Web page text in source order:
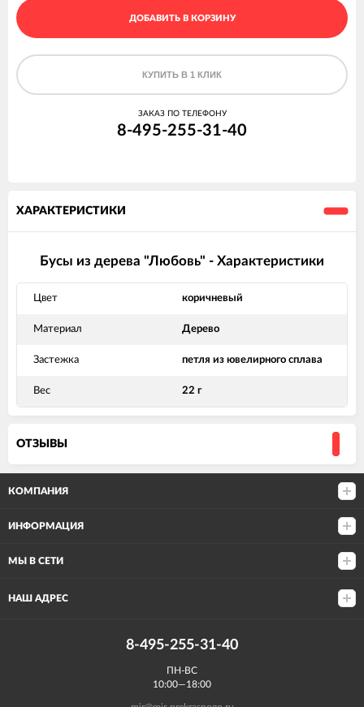
ДОБАВИТЬ В КОРЗИНУ
КУПИТЬ В 1 КЛИК
ЗАКАЗ ПО ТЕЛЕФОНУ
8-495-255-31-40
ХАРАКТЕРИСТИКИ
Бусы из дерева "Любовь" - Характеристики
Цвет коричневый
Материал Дерево
Застежка петля из ювелирного сплава
Вес 22 г
ОТЗЫВЫ
КОМПАНИЯ
ИНФОРМАЦИЯ
МЫ В СЕТИ
НАШ АДРЕС
8-495-255-31-40
ПН-ВС
10:00—18:00